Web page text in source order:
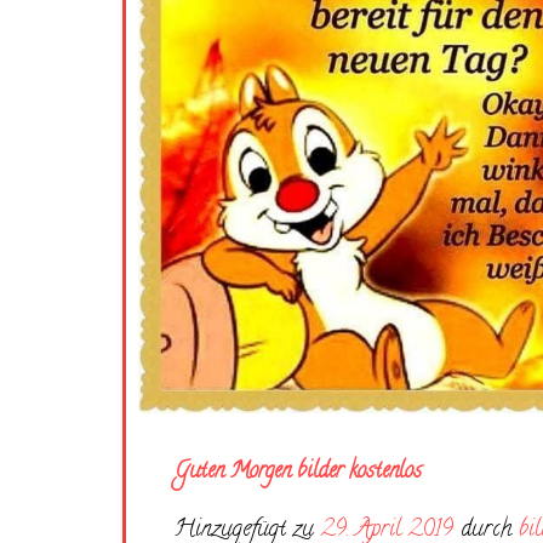
Guten Morgen bilder kostenlos
Hinzugefügt zu29. April 2019 durch